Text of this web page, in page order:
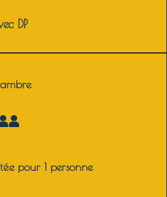
DP
pour 1 personne